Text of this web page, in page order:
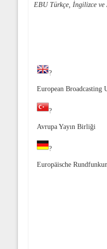
EBU Türkçe, İngilizce ve
?
European Broadcasting
?
Avrupa Yayın Birliği
?
Europäische